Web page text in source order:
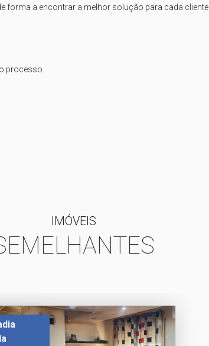
forma a encontrar a melhor solução para cada cliente.
processo.
IMÓVEIS